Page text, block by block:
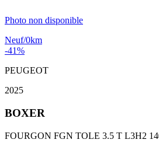
Photo non disponible
Neuf/0km
-41%
PEUGEOT
2025
BOXER
FOURGON FGN TOLE 3.5 T L3H2